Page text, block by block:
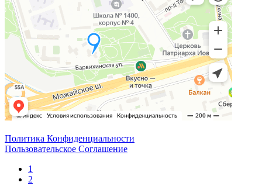
Политика Конфиденциальности
Пользовательское Соглашение
1
2